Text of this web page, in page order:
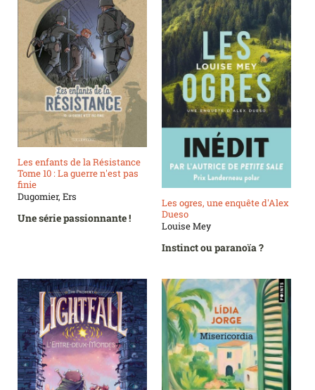
Les enfants de la Résistance
Tome 10 : La guerre n'est pas
finie
Dugomier, Ers
Une série passionnante !
Les ogres, une enquête d'Alex
Dueso
Louise Mey
Instinct ou paranoïa ?